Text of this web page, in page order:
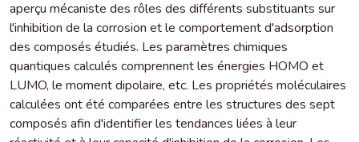
aperçu mécaniste des rôles des différents substituants sur
l'inhibition de la corrosion et le comportement d'adsorption
des composés étudiés. Les paramètres chimiques
quantiques calculés comprennent les énergies HOMO et
LUMO, le moment dipolaire, etc. Les propriétés moléculaires
calculées ont été comparées entre les structures des sept
composés afin d'identifier les tendances liées à leur